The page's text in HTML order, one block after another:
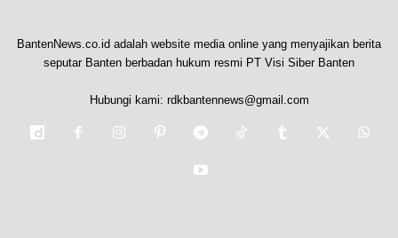
BantenNews.co.id adalah website media online yang menyajikan berita
seputar Banten berbadan hukum resmi PT Visi Siber Banten
Hubungi kami: rdkbantennews@gmail.com